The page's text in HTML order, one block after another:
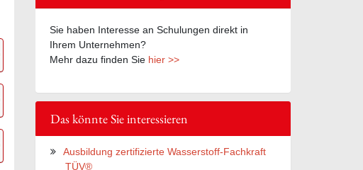
Sie haben Interesse an Schulungen direkt in
Ihrem Unternehmen?
Mehr dazu finden Sie hier >>
Das könnte Sie interessieren
Ausbildung zertifizierte Wasserstoff-Fachkraft
TÜV®